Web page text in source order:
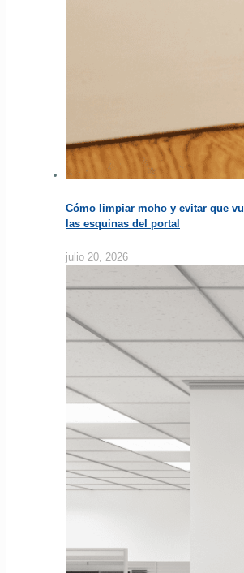
Cómo limpiar moho y evitar que
las esquinas del portal
julio 20, 2026